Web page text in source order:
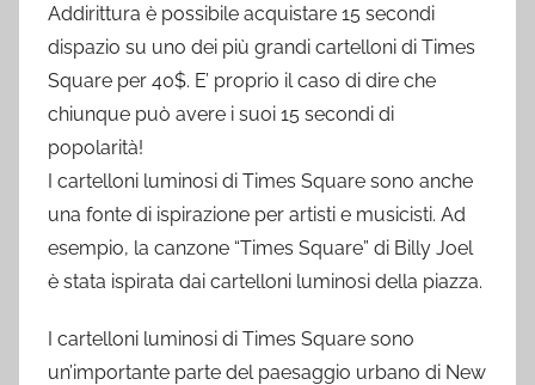
Addirittura è possibile acquistare 15 secondi
dispazio su uno dei più grandi cartelloni di Times
Square per 40$. E’ proprio il caso di dire che
chiunque può avere i suoi 15 secondi di
popolarità!
I cartelloni luminosi di Times Square sono anche
una fonte di ispirazione per artisti e musicisti. Ad
esempio, la canzone “Times Square” di Billy Joel
è stata ispirata dai cartelloni luminosi della piazza.
I cartelloni luminosi di Times Square sono
un’importante parte del paesaggio urbano di New